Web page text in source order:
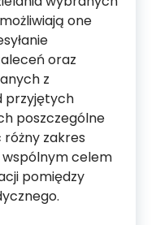
one
oraz
z
przyjętych
poszczególne
zakres
wspólnym celem
pomiędzy